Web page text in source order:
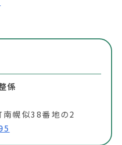
係
幌似38番地の2